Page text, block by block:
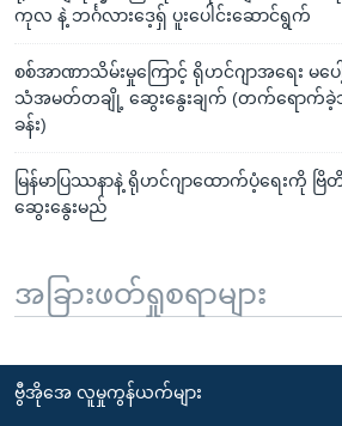
ကုလ နဲ့ ဘင်္ဂလားဒေ့ရ်ှ ပူးပေါင်းဆောင်ရွက်
စစ်အာဏာသိမ်းမှုကြောင့် ရိုဟင်ဂျာအရေး မပ
သံအမတ်တချို့ ဆွေးနွေးချက် (တက်ရောက်ခဲ့သူ
ခန်း)
မြန်မာပြဿနာနဲ့ ရိုဟင်ဂျာထောက်ပံ့ရေးကို
ဆွေးနွေးမည်
အခြားဖတ်ရှုစရာများ
ဗွီအိုအေ လူမှုကွန်ယက်များ